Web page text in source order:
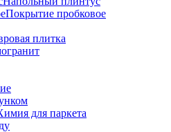
Покрытие пробковое
плитка
для паркета